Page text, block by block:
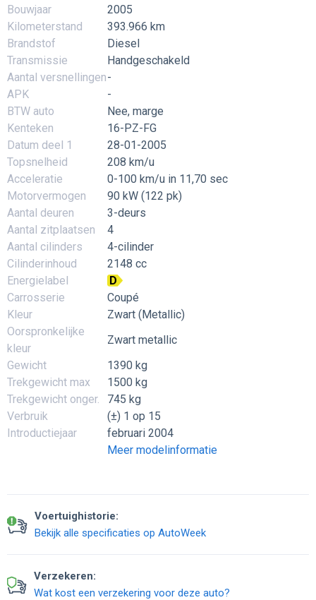
Bouwjaar
2005
Kilometerstand
393.966 km
Brandstof
Diesel
Transmissie
Handgeschakeld
Aantal versnellingen-
APK
-
BTW auto
Nee, marge
Kenteken
16-PZ-FG
Datum deel 1
28-01-2005
Topsnelheid
208 km/u
Acceleratie
0-100 km/u in 11,70 sec
Motorvermogen
90 kW (122 pk)
Aantal deuren
3-deurs
Aantal zitplaatsen
4
Aantal cilinders
4-cilinder
Cilinderinhoud
2148 cc
Energielabel
D
Carrosserie
Coupé
Kleur
Zwart (Metallic)
Oorspronkelijke
kleur
Zwart metallic
Gewicht
1390 kg
Trekgewicht max
1500 kg
Trekgewicht onger.
745 kg
Verbruik
(±) 1 op 15
Introductiejaar
februari 2004
Meer modelinformatie
Voertuighistorie:
Bekijk alle specificaties op AutoWeek
Verzekeren:
Wat kost een verzekering voor deze auto?